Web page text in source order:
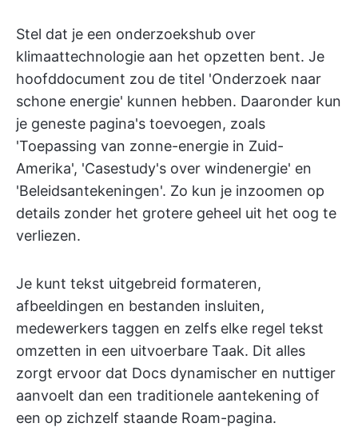
Stel dat je een onderzoekshub over
klimaattechnologie aan het opzetten bent. Je
hoofddocument zou de titel 'Onderzoek naar
schone energie' kunnen hebben. Daaronder kun
je geneste pagina's toevoegen, zoals
'Toepassing van zonne-energie in Zuid-
Amerika', 'Casestudy's over windenergie' en
'Beleidsantekeningen'. Zo kun je inzoomen op
details zonder het grotere geheel uit het oog te
verliezen.
Je kunt tekst uitgebreid formateren,
afbeeldingen en bestanden insluiten,
medewerkers taggen en zelfs elke regel tekst
omzetten in een uitvoerbare Taak. Dit alles
zorgt ervoor dat Docs dynamischer en nuttiger
aanvoelt dan een traditionele aantekening of
een op zichzelf staande Roam-pagina.